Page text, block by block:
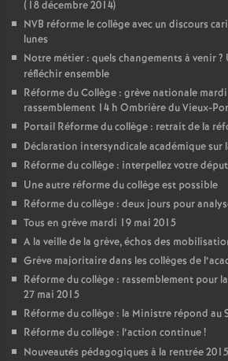
(18 décembre 2014)
NVB réforme le collège avec un discours
lunes
Notre métier : quels changements à venir?
réfléchir ensemble
Réforme du Collège : grève nationale
rassemblement 14 h Ombrière du Vieux-
Portail Réforme du collège : retrait de la
Déclaration intersyndicale académique sur
Réforme du collège : interpellez votre
Une autre réforme du collège est possible
Réforme du collège : deux jours pour
Tous en grève mardi 19 mai 2015
A la veille de la grève, échos des
Grève majoritaire dans les collèges de
Réforme du collège : rassemblement pour
27 mai 2015
Réforme du collège : la Ministre répond au
Réforme du collège : l’action continue!
Nouveautés pédagogiques à la rentrée 2015